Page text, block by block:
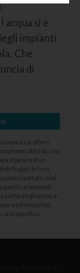
si è
impianti
Che
di
sono a carattere
ufficiali, così
il parere di un
Project Srl non
riportato, così
quanto argomenti
pertanto gli utenti a
informazioni
specifico.